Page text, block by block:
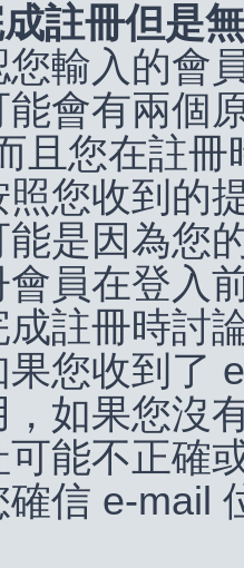
註冊但是
輸入的會
能會有兩個
且您在註
您收到的
能是因為您
會員在登入
註冊時討
果您收到了
如果您沒
能不正確
信 e-mail